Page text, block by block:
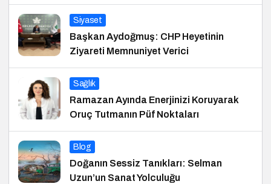
Siyaset
Başkan Aydoğmuş: CHP Heyetinin
Ziyareti Memnuniyet Verici
Sağlık
Ramazan Ayında Enerjinizi Koruyarak
Oruç Tutmanın Püf Noktaları
Blog
Doğanın Sessiz Tanıkları: Selman
Uzun’un Sanat Yolculuğu